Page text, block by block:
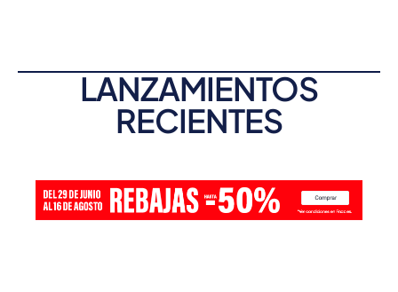
LANZAMIENTOS
RECIENTES